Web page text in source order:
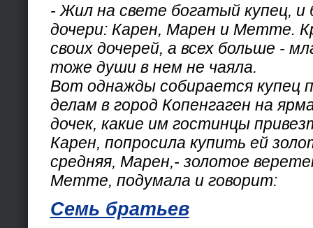
- Жил на свете богатый купец, и
дочери: Карен, Марен и Метте.
своих дочерей, а всех больше -
тоже души в нем не чаяла.
Вот однажды собирается купец
делам в город Копенгаген на
дочек, какие им гостинцы
Карен, попросила купить ей
средняя, Марен,- золотое
Метте, подумала и говорит:
Семь братьев